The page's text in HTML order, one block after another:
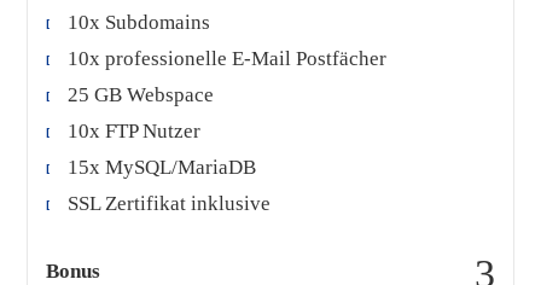
10x Subdomains
10x professionelle E-Mail Postfächer
25 GB Webspace
10x FTP Nutzer
15x MySQL/MariaDB
SSL Zertifikat inklusive
Bonus